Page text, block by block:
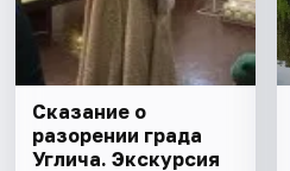
Сказание о
разорении града
Углича. Экскурсия